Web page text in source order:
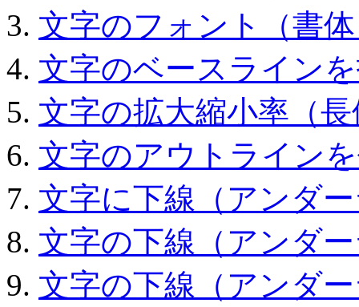
文字のフォント（書
文字のベースライン
文字の拡大縮小率（
文字のアウトライン
文字に下線（アンダ
文字の下線（アンダ
文字の下線（アンダ